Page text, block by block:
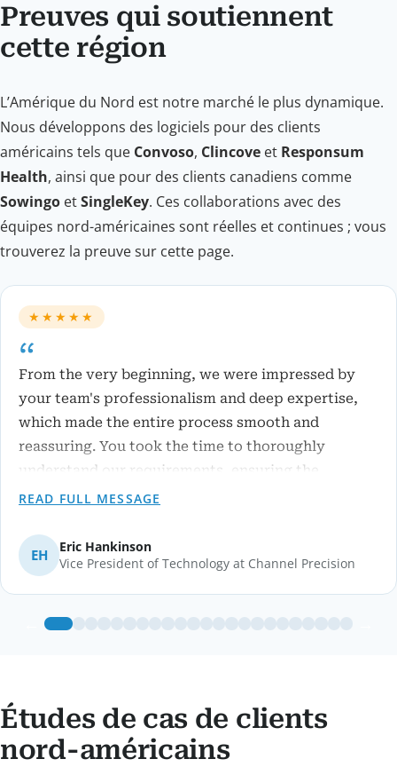
Preuves qui soutiennent
cette région
L’Amérique du Nord est notre marché le plus dynamique.
Nous développons des logiciels pour des clients
américains tels que Convoso, Clincove et Responsum
Health, ainsi que pour des clients canadiens comme
Sowingo etSingleKey. Ces collaborations avec des
équipes nord-américaines sont réelles et continues ; vous
trouverez la preuve sur cette page.
★★★★★
From the very beginning, we were impressed by
your team's professionalism and deep expertise,
which made the entire process smooth and
reassuring. You took the time to thoroughly
understand our requirements, ensuring the
solution was perfectly tailored to our needs. A
analysis and image generation capabilities have
truly exceeded our expectations. The results are
not only accurate but also visually compelling, and
we're incredibly satisfied with how everything
READ FULL MESSAGE
Eric Hankinson
Vice President of Technology at Channel Precision
Études de cas de clients
nord-américains